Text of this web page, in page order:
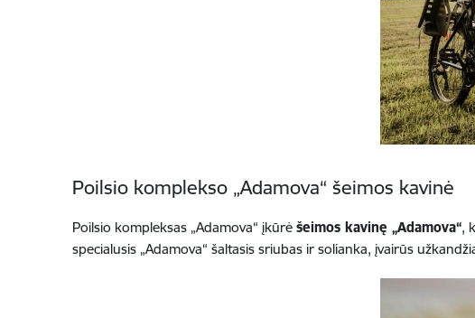
Poilsio komplekso „Adamova“ šeimos kavinė
Poilsio kompleksas „Adamova“ įkūrė šeimos kavinę „Adamova“,
specialusis „Adamova“ šaltasis sriubas ir solianka, įvairūs